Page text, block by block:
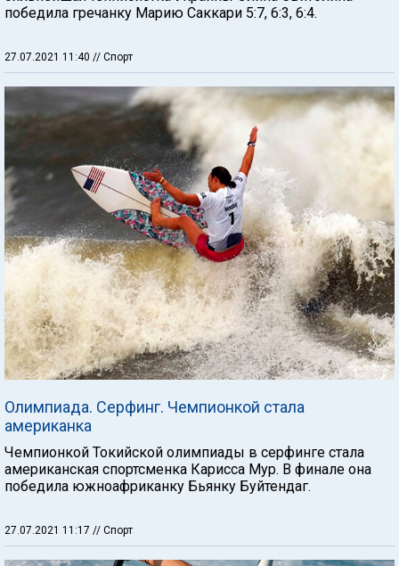
победила гречанку Марию Саккари 5:7, 6:3, 6:4.
27.07.2021 11:40 // Спорт
Олимпиада. Серфинг. Чемпионкой стала
американка
Чемпионкой Токийской олимпиады в серфинге стала
американская спортсменка Карисса Мур. В финале она
победила южноафриканку Бьянку Буйтендаг.
27.07.2021 11:17 // Спорт